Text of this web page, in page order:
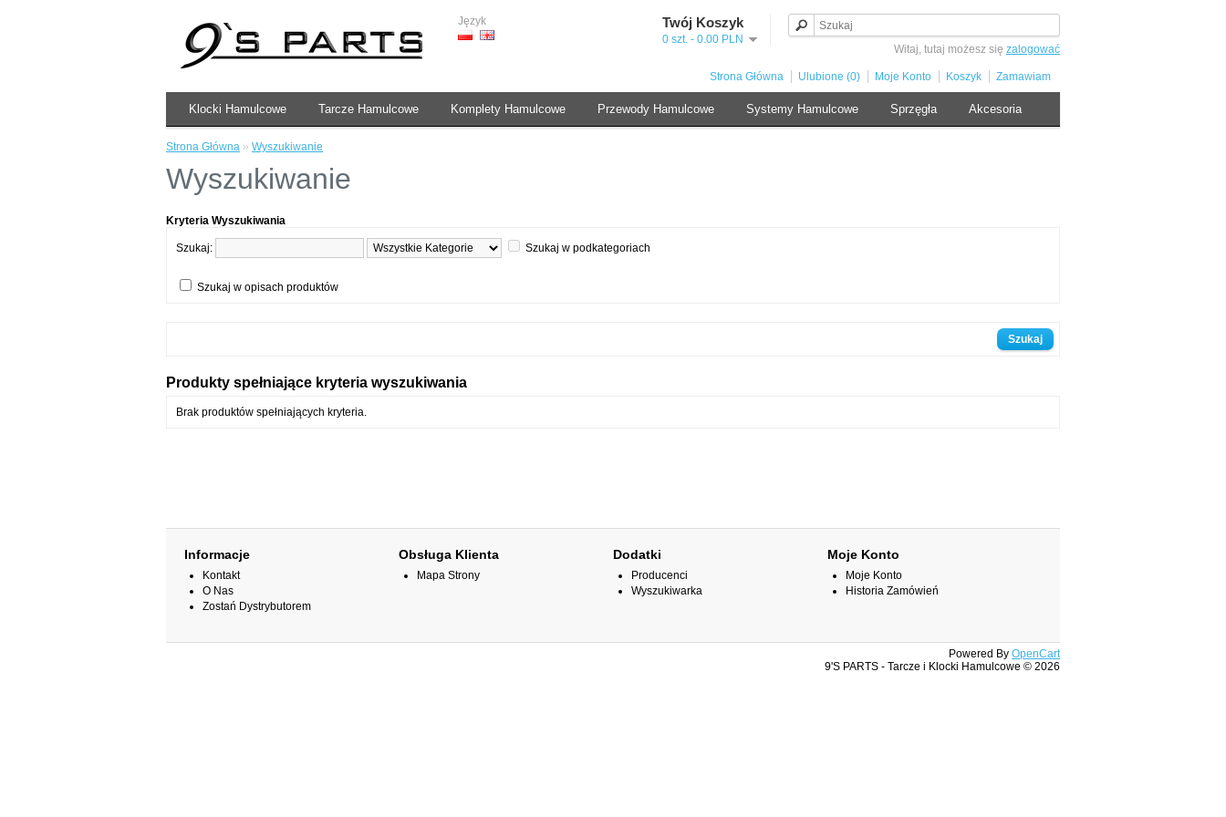
Język Twój Koszyk
0 szt. - 0.00 PLN
Witaj, tutaj możesz się zalogować
Strona Główna Ulubione (0) Moje Konto Koszyk Zamawiam
Klocki Hamulcowe Tarcze Hamulcowe Komplety Hamulcowe Przewody Hamulcowe Systemy Hamulcowe Sprzęgła Akcesoria
Strona Główna » Wyszukiwanie
Wyszukiwanie
Kryteria Wyszukiwania
Szukaj: Szukaj w podkategoriach
Szukaj w opisach produktów
Produkty spełniające kryteria wyszukiwania
Brak produktów spełniających kryteria.
Informacje
Kontakt
O Nas
Zostań Dystrybutorem
Obsługa Klienta
Mapa Strony
Dodatki
Producenci
Wyszukiwarka
Moje Konto
Moje Konto
Historia Zamówień
Powered By OpenCart
9'S PARTS - Tarcze i Klocki Hamulcowe © 2026